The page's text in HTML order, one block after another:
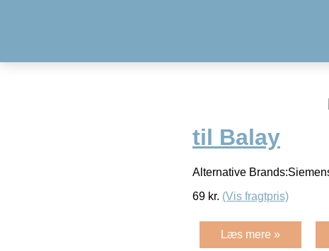
til Balay
Alternative
69 kr. (Vis fragtpris)
Læs mere »